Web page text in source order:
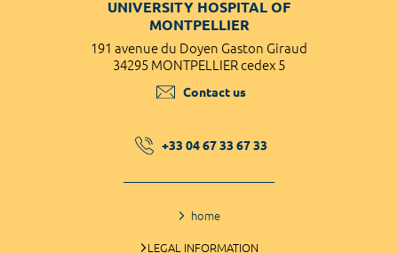
UNIVERSITY HOSPITAL OF
MONTPELLIER
191 avenue du Doyen Gaston Giraud
34295 MONTPELLIER cedex 5
Contact us
+33 04 67 33 67 33
home
LEGAL INFORMATION